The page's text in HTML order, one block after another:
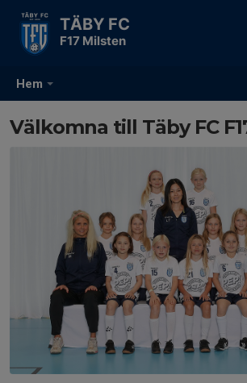
Hem
TÄBY FC
F17 Milsten
Välkomna till Täby FC